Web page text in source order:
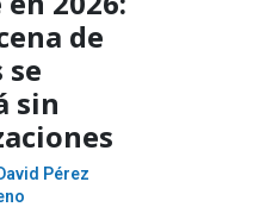
de
se
sin
Pérez